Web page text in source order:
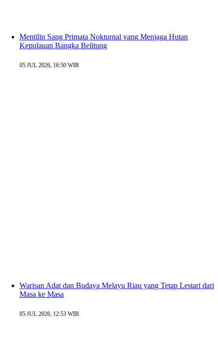
Mentilin Sang Primata Nokturnal yang Menjaga Hutan
Kepulauan Bangka Belitung
05 JUL 2026, 16:50 WIB
Warisan Adat dan Budaya Melayu Riau yang Tetap Lestari dari
Masa ke Masa
05 JUL 2026, 12:53 WIB